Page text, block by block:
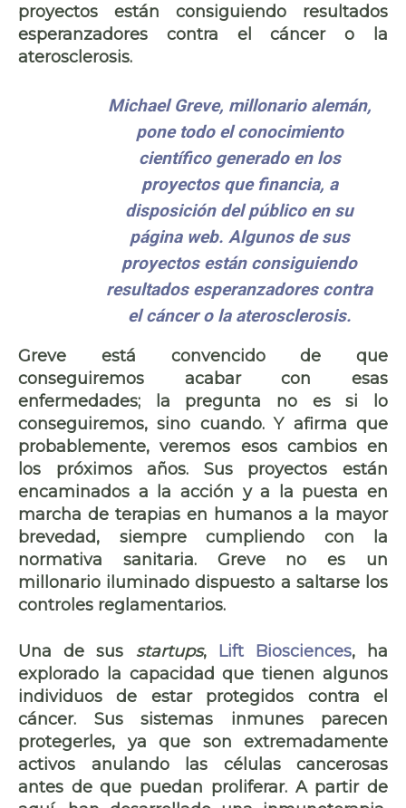
proyectos están consiguiendo resultados
esperanzadores contra elcáncero la
aterosclerosis.
Michael Greve, millonario alemán,
pone todo el conocimiento
científico generado en los
proyectos que financia, a
disposición del público en su
página web. Algunos de sus
proyectos están consiguiendo
resultados esperanzadores contra
el cáncer o la aterosclerosis.
Greve está convencido de que
conseguiremos acabar con esas
enfermedades; la pregunta no es si lo
conseguiremos, sino cuando. Y afirma que
probablemente, veremos esos cambios en
los próximos años. Sus proyectos están
encaminados a la acción y a la puesta en
marcha de terapias en humanos a la mayor
brevedad, siempre cumpliendo con la
normativa sanitaria. Greve no es un
millonario iluminado dispuesto a saltarse los
controles reglamentarios.
Una de sus startups, Lift Biosciences, ha
explorado la capacidad que tienen algunos
individuos de estar protegidos contra el
cáncer. Sus sistemas inmunes parecen
protegerles, ya que son extremadamente
activos anulando las células cancerosas
antes de que puedan proliferar. A partir de